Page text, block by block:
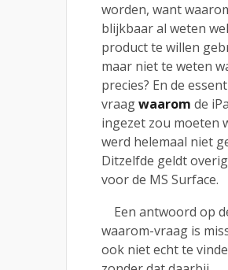
worden, want
blijkbaar al weten
product te willen
maar niet te weten
precies? En de
vraagwaarom de
ingezet zou moeten
werd helemaal niet
Ditzelfde geldt
voor de MS Surface.
Een antwoord op
waarom-vraag is
ook niet echt te